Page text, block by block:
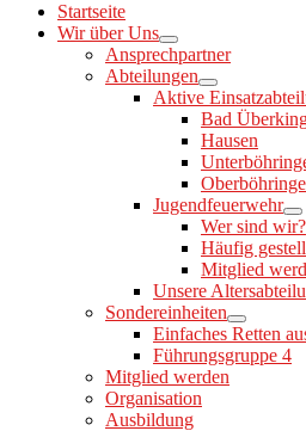
Startseite
Wir über Uns
Ansprechpartner
Abteilungen
Aktive
Bad
Hausen
Jugendfeuerwehr
Wer sind wir?
Häufig
Mitglied
Unsere
Sondereinheiten
Einfaches Retten
Führungsgruppe 4
Mitglied werden
Organisation
Ausbildung